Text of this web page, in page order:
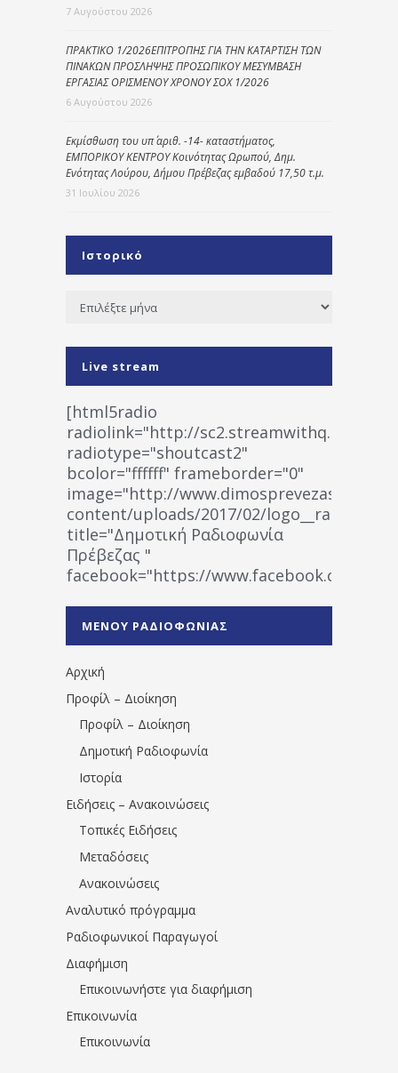
7 Αυγούστου 2026
ΠΡΑΚΤΙΚΟ 1/2026ΕΠΙΤΡΟΠΗΣ ΓΙΑ ΤΗΝ ΚΑΤΑΡΤΙΣΗ ΤΩΝ
ΠΙΝΑΚΩΝ ΠΡΟΣΛΗΨΗΣ ΠΡΟΣΩΠΙΚΟΥ ΜΕΣΥΜΒΑΣΗ
ΕΡΓΑΣΙΑΣ ΟΡΙΣΜΕΝΟΥ ΧΡΟΝΟΥ ΣΟΧ 1/2026
6 Αυγούστου 2026
Εκμίσθωση του υπ΄ αριθ. -14- καταστήματος,
ΕΜΠΟΡΙΚΟΥ ΚΕΝΤΡΟΥ Κοινότητας Ωρωπού, Δημ.
Ενότητας Λούρου, Δήμου Πρέβεζας εμβαδού 17,50 τ.μ.
31 Ιουλίου 2026
Ιστορικό
Ιστορικό
Live stream
[html5radio
radiolink="http://
radiotype="shoutcast2"
bcolor="ffffff" frameborder="0"
image="http://www.dimosprevezas.gr/wp-
content/uploads/2017/02/
title="Δημοτική Ραδιοφωνία
Πρέβεζας "
facebook="https://www.facebook.com/
1531194763766854/" artist="" ]
ΜΕΝΟΥ ΡΑΔΙΟΦΩΝΙΑΣ
Αρχική
Προφίλ – Διοίκηση
Προφίλ – Διοίκηση
Δημοτική Ραδιοφωνία
Ιστορία
Ειδήσεις – Ανακοινώσεις
Τοπικές Ειδήσεις
Μεταδόσεις
Ανακοινώσεις
Αναλυτικό πρόγραμμα
Ραδιοφωνικοί Παραγωγοί
Διαφήμιση
Επικοινωνήστε για διαφήμιση
Επικοινωνία
Επικοινωνία